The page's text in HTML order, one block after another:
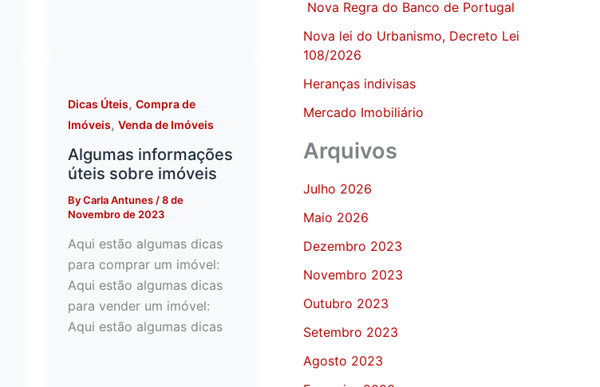
Dicas Úteis,Compra de
Imóveis,Venda de Imóveis
Algumas informações
úteis sobre imóveis
ByCarla Antunes /8 de
Novembro de 2023
Aqui estão algumas dicas
para comprar um imóvel:
Aqui estão algumas dicas
para vender um imóvel:
Aqui estão algumas dicas
Nova Regra do Banco de Portugal
Nova lei do Urbanismo, Decreto Lei
108/2026
Heranças indivisas
Mercado Imobiliário
Arquivos
Julho 2026
Maio 2026
Dezembro 2023
Novembro 2023
Outubro 2023
Setembro 2023
Agosto 2023